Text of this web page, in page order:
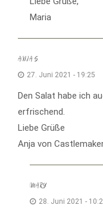
Maria
ANJA S.
27. Juni 2021 - 19:25
Den Salat habe ich
erfrischend.
Liebe Grüße
Anja von
MARY
28. Juni 2021 -